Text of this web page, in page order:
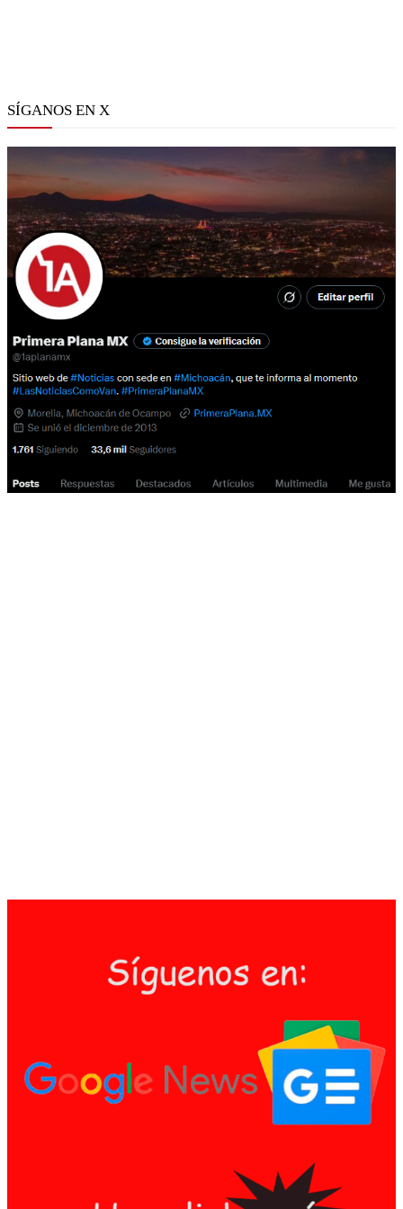
SÍGANOS EN X